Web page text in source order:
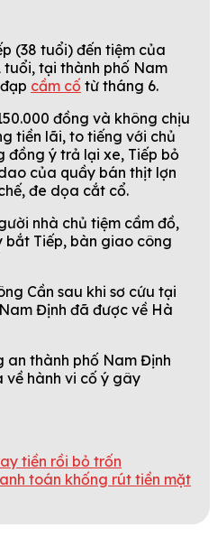
(38 tuổi) đến tiệm của
tuổi, tại thành phố Nam
cầm cố từ tháng 6.
đồng và không chịu
tiền lãi, to tiếng với chủ
đồng ý trả lại xe, Tiếp bỏ
của quầy bán thịt lợn
đe dọa cắt cổ.
nhà chủ tiệm cầm đồ,
Tiếp, bàn giao công
Cần sau khi sơ cứu tại
Định đã được về Hà
an thành phố Nam Định
về hành vi cố ý gây
tiền rồi bỏ trốn
toán khống rút tiền mặt